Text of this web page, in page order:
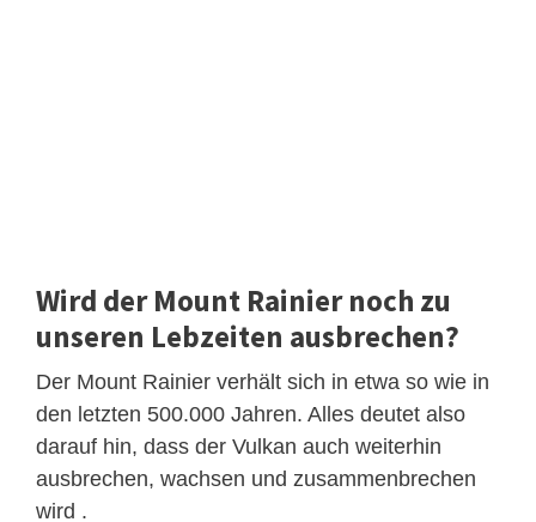
Wird der Mount Rainier noch zu
unseren Lebzeiten ausbrechen?
Der Mount Rainier verhält sich in etwa so wie in
den letzten 500.000 Jahren. Alles deutet also
darauf hin, dass der Vulkan auch weiterhin
ausbrechen, wachsen und zusammenbrechen
wird .